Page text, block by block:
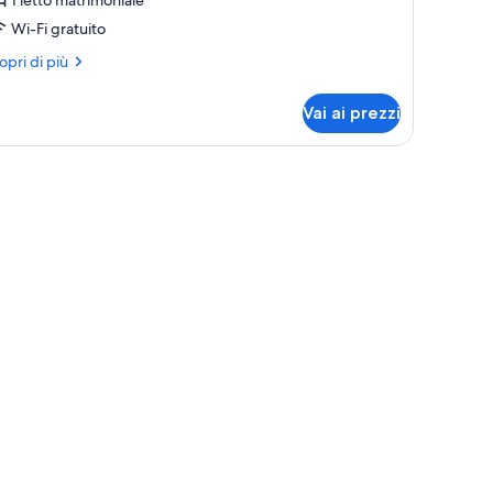
Wi-Fi gratuito
di più
Vai ai prezzi
asciugamani